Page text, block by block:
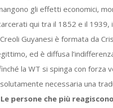
gli effetti economici,
qui tra il 1852 e il 1939,
Guyanesi è formata da
ed è diffusa
la WT si spinga con forza
necessaria una
persone che più reagiscono